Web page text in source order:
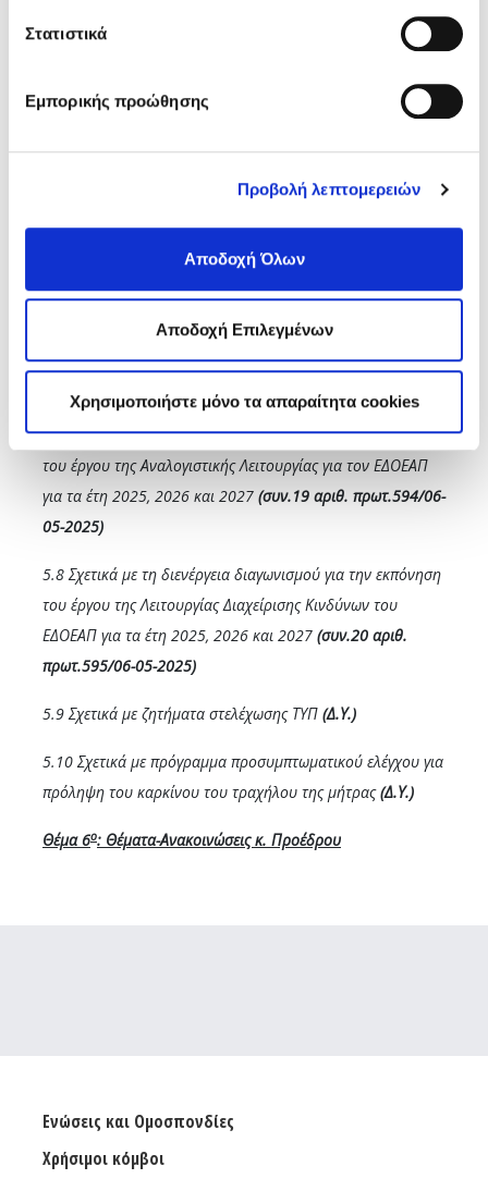
Στατιστικά
Εμπορικής προώθησης
Προβολή λεπτομερειών
Αποδοχή Όλων
Αποδοχή Επιλεγμένων
Χρησιμοποιήστε μόνο τα απαραίτητα cookies
49/18-12-2019 απόφαση Δ.Σ. για την μεταβίβαση
5.4 Αναφορά δραστηριοτήτων μηνός Μαρτίου 2025
5.5 Σχετικά με τη χορήγηση προκαταβολής-δανείου σε
5.6 Σχετικά με αναλογιστική μελέτη υπολογισμού
υποχρεώσεων του Ν. 2112/20, σύμφωνα με το
Rev.2011 για τον ΕΔΟΕΑΠ(συν.18 αριθ. πρωτ.584/06-05-
5.7 Σχετικά με τη διενέργεια διαγωνισμού για την εκπόνηση
του έργου της Αναλογιστικής Λειτουργίας για τον ΕΔΟΕΑΠ
για τα έτη 2025, 2026 και 2027 (συν.19 αριθ. πρωτ.594/06-
05-2025)
5.8 Σχετικά με τη διενέργεια διαγωνισμού για την εκπόνηση
του έργου της Λειτουργίας Διαχείρισης Κινδύνων του
ΕΔΟΕΑΠ για τα έτη 2025, 2026 και 2027 (συν.20 αριθ.
πρωτ.595/06-05-2025)
5.9 Σχετικά με ζητήματα στελέχωσης ΤΥΠ (Δ.Υ.)
5.10 Σχετικά με πρόγραμμα προσυμπτωματικού ελέγχου για
πρόληψη του καρκίνου του τραχήλου της μήτρας(Δ.Υ.)
Θέμα 6ο: Θέματα-Ανακοινώσεις κ. Προέδρου
Ενώσεις και Ομοσπονδίες
Χρήσιμοι κόμβοι